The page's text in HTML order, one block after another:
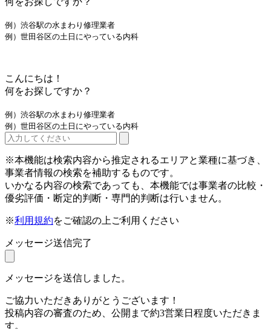
例）渋谷駅の水まわり修理業者
例）世田谷区の土日にやっている内科
こんにちは！
何をお探しですか？
例）渋谷駅の水まわり修理業者
例）世田谷区の土日にやっている内科
※本機能は検索内容から推定されるエリアと業種に基づき、
事業者情報の検索を補助するものです。
いかなる内容の検索であっても、本機能では事業者の比較・
優劣評価・断定的判断・専門的判断は行いません。
※利用規約をご確認の上ご利用ください
メッセージ送信完了
メッセージを送信しました。
ご協力いただきありがとうございます！
投稿内容の審査のため、公開まで約3営業日程度いただきま
す。